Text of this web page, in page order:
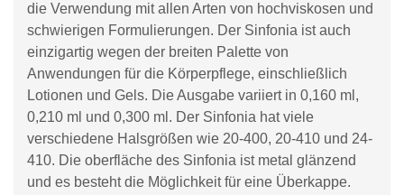
die Verwendung mit allen Arten von hochviskosen und
schwierigen Formulierungen. Der Sinfonia ist auch
einzigartig wegen der breiten Palette von
Anwendungen für die Körperpflege, einschließlich
Lotionen und Gels. Die Ausgabe variiert in 0,160 ml,
0,210 ml und 0,300 ml. Der Sinfonia hat viele
verschiedene Halsgrößen wie 20-400, 20-410 und 24-
410. Die oberfläche des Sinfonia ist metal glänzend
und es besteht die Möglichkeit für eine Überkappe.